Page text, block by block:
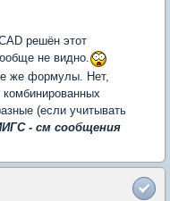
решён этот
не видно.
же формулы. Нет,
(если учитывать
- см сообщения